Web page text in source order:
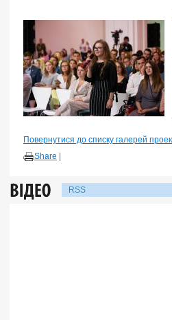
Повернутися до списку галерей
Share
RSS